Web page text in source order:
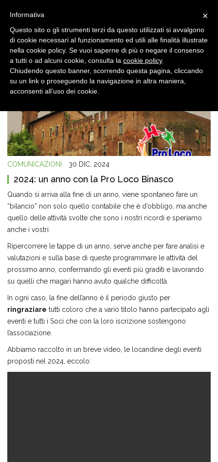
COMUNICAZIONI 30 DIC, 2024
2024: un anno con la Pro Loco Binasco
Quando si arriva alla fine di un anno, viene spontaneo fare un
“bilancio” non solo quello contabile che è d’obbligo, ma anche
quello delle attività svolte che sono i nostri ricordi e speriamo
anche i vostri.
Ripercorrere le tappe di un anno, serve anche per fare analisi e
valutazioni e sulla base di queste programmare le attività del
prossimo anno, confermando gli eventi più graditi e lavorando
su quelli che magari hanno avuto qualche difficoltà.
In ogni caso, la fine dell’anno è il periodo giusto per
ringraziare tutti coloro che a vario titolo hanno partecipato agli
eventi e tutti i Soci che con la loro iscrizione sostengono
l’associazione.
Abbiamo raccolto in un breve video, le locandine degli eventi
proposti nel 2024, eccolo:
×
Informativa
Questo sito o gli strumenti terzi da questo utilizzati si avvalgono
di cookie necessari al funzionamento ed utili alle finalità illustrate
nella cookie policy. Se vuoi saperne di più o negare il consenso
a tutti o ad alcuni cookie, consulta la cookie policy.
Chiudendo questo banner, scorrendo questa pagina, cliccando
su un link o proseguendo la navigazione in altra maniera,
acconsenti all’uso dei cookie.